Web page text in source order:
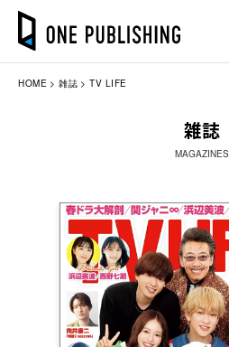
HOME 雑誌 TV LIFE
雑誌
MAGAZINES